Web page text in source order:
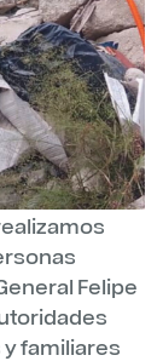
Felipe
familiares